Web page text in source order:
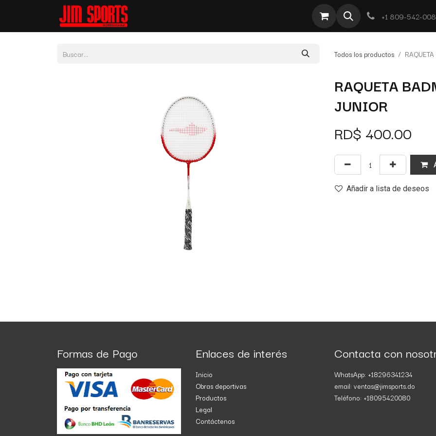
Obra Deportiva Contacto
+1 809-542-
Todos los productos
RAQUETA
JUNIOR
RD$ 400.00
Añadir a lista de deseos
Formas de Pago Enlaces de interés
Inicio
Obras deportivas
Productos
Legal
Contáctenos
Contacta con
WhatsApp: +18296341234
email: ventas@jimsports.do
Teléfono: +18095420080